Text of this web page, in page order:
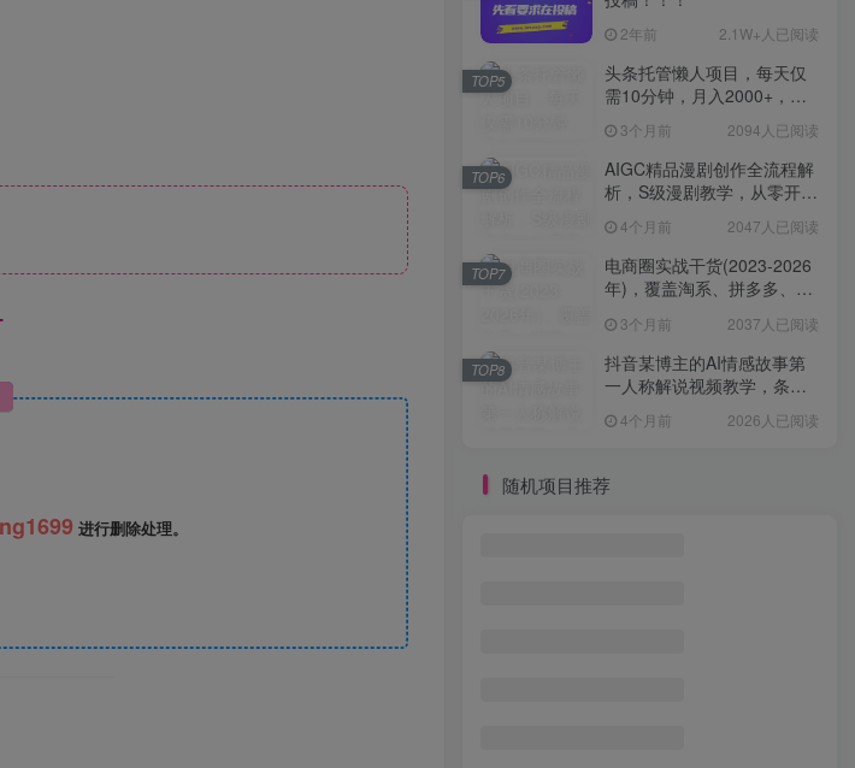
进行删除处理。
2年前 2.1W+人已阅读
头条托管懒人项目，每天仅
需10分钟，月入2000+，纯
【揭秘】
3个月前 2094人已阅读
TOP5
AIGC精品漫剧创作全流程解
析，S级漫剧教学，从零开始
4个月前 2047人已阅读
TOP6
电商圈实战干货(2023-2026
年)，覆盖淘系、拼多多、抖
电商人避开坑、提效率、稳
盈利(更新4月)
3个月前 2037人已阅读
TOP7
抖音某博主的AI情感故事第
一人称解说视频教学，条条
4个月前 2026人已阅读
TOP8
随机项目推荐